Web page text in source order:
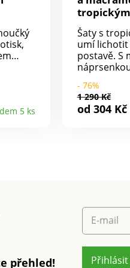
s
5 ks
Šaty s
umí lichotit
postavě. S
na nošení.
tropického
nařasený
- 76%
1 290 Kč
od 304 Kč
přehled!
E-mail